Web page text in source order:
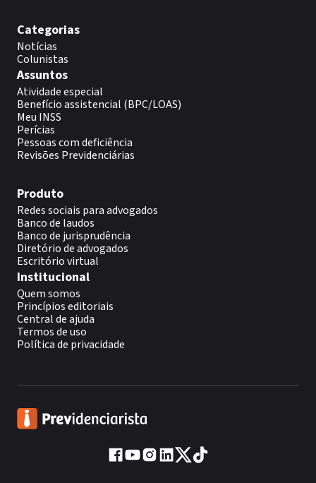
Categorias
Notícias
Colunistas
Assuntos
Atividade especial
Benefício assistencial (BPC/LOAS)
Meu INSS
Perícias
Pessoas com deficiência
Revisões Previdenciárias
Produto
Redes sociais para advogados
Banco de laudos
Banco de jurisprudência
Diretório de advogados
Escritório virtual
Institucional
Quem somos
Princípios editoriais
Central de ajuda
Termos de uso
Política de privacidade